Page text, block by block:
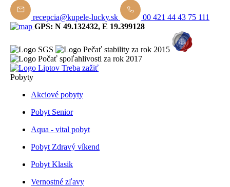
recepcia@kupele-lucky.sk
00 421 44 43 75 111
GPS: N 49.132432, E 19.399128
Pobyty
Akciové pobyty
Pobyt Senior
Aqua - vital pobyt
Pobyt Zdravý víkend
Pobyt Klasik
Vernostné zľavy